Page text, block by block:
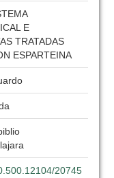
E
TRATADAS
ESPARTEINA
20745